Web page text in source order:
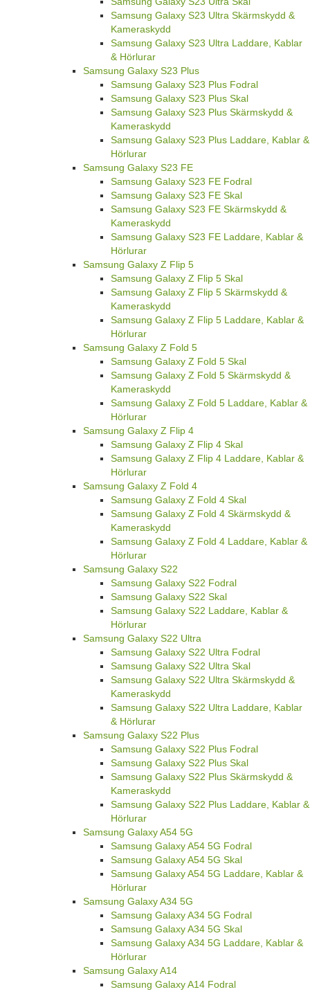
Hörlurar
Samsung Galaxy S23 Ultra
Samsung Galaxy S23 Ultra Fodral
Samsung Galaxy S23 Ultra Skal
Samsung Galaxy S23 Ultra Skärmskydd &
Kameraskydd
Samsung Galaxy S23 Ultra Laddare, Kablar
& Hörlurar
Samsung Galaxy S23 Plus
Samsung Galaxy S23 Plus Fodral
Samsung Galaxy S23 Plus Skal
Samsung Galaxy S23 Plus Skärmskydd &
Kameraskydd
Samsung Galaxy S23 Plus Laddare, Kablar &
Hörlurar
Samsung Galaxy S23 FE
Samsung Galaxy S23 FE Fodral
Samsung Galaxy S23 FE Skal
Samsung Galaxy S23 FE Skärmskydd &
Kameraskydd
Samsung Galaxy S23 FE Laddare, Kablar &
Hörlurar
Samsung Galaxy Z Flip 5
Samsung Galaxy Z Flip 5 Skal
Samsung Galaxy Z Flip 5 Skärmskydd &
Kameraskydd
Samsung Galaxy Z Flip 5 Laddare, Kablar &
Hörlurar
Samsung Galaxy Z Fold 5
Samsung Galaxy Z Fold 5 Skal
Samsung Galaxy Z Fold 5 Skärmskydd &
Kameraskydd
Samsung Galaxy Z Fold 5 Laddare, Kablar &
Hörlurar
Samsung Galaxy Z Flip 4
Samsung Galaxy Z Flip 4 Skal
Samsung Galaxy Z Flip 4 Laddare, Kablar &
Hörlurar
Samsung Galaxy Z Fold 4
Samsung Galaxy Z Fold 4 Skal
Samsung Galaxy Z Fold 4 Skärmskydd &
Kameraskydd
Samsung Galaxy Z Fold 4 Laddare, Kablar &
Hörlurar
Samsung Galaxy S22
Samsung Galaxy S22 Fodral
Samsung Galaxy S22 Skal
Samsung Galaxy S22 Laddare, Kablar &
Hörlurar
Samsung Galaxy S22 Ultra
Samsung Galaxy S22 Ultra Fodral
Samsung Galaxy S22 Ultra Skal
Samsung Galaxy S22 Ultra Skärmskydd &
Kameraskydd
Samsung Galaxy S22 Ultra Laddare, Kablar
& Hörlurar
Samsung Galaxy S22 Plus
Samsung Galaxy S22 Plus Fodral
Samsung Galaxy S22 Plus Skal
Samsung Galaxy S22 Plus Skärmskydd &
Kameraskydd
Samsung Galaxy S22 Plus Laddare, Kablar &
Hörlurar
Samsung Galaxy A54 5G
Samsung Galaxy A54 5G Fodral
Samsung Galaxy A54 5G Skal
Samsung Galaxy A54 5G Laddare, Kablar &
Hörlurar
Samsung Galaxy A34 5G
Samsung Galaxy A34 5G Fodral
Samsung Galaxy A34 5G Skal
Samsung Galaxy A34 5G Laddare, Kablar &